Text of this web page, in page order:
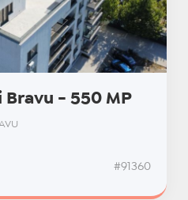
Bravu - 550 MP
#91360